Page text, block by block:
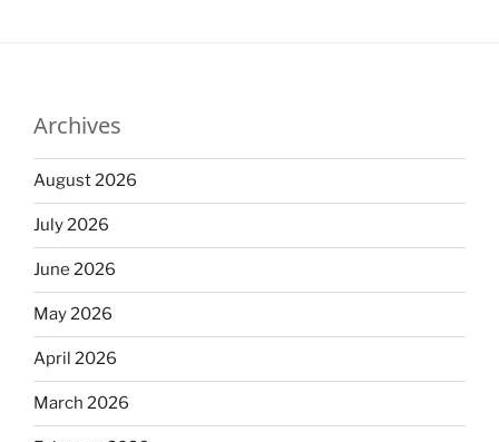
Archives
August 2026
July 2026
June 2026
May 2026
April 2026
March 2026